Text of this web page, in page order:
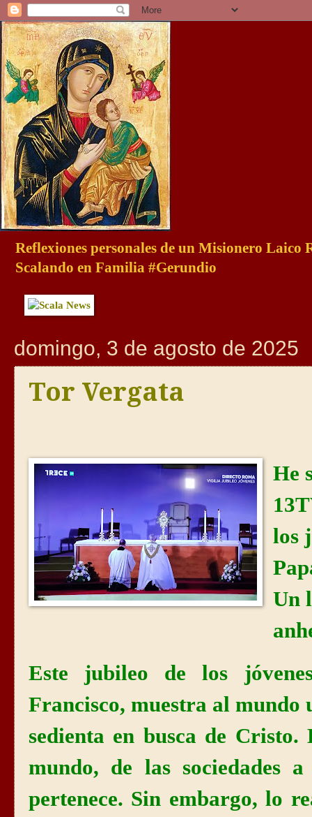
Reflexiones personales de un Misionero Laico
Scalando en Familia #Gerundio
domingo, 3 de agosto de 2025
Tor Vergata
He
los
Un
Este jubileo de los
Francisco, muestra al
sedienta en busca de
mundo, de las sociedades
pertenece. Sin embargo, lo